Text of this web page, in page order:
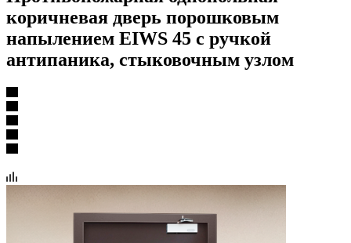
коричневая дверь порошковым
напылением EIWS 45 с ручкой
антипаника, стыковочным узлом